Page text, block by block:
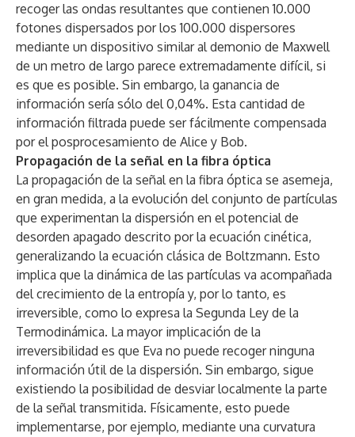
recoger las ondas resultantes que contienen 10.000
fotones dispersados por los 100.000 dispersores
mediante un dispositivo similar al demonio de Maxwell
de un metro de largo parece extremadamente difícil, si
es que es posible. Sin embargo, la ganancia de
información sería sólo del 0,04%. Esta cantidad de
información filtrada puede ser fácilmente compensada
por el posprocesamiento de Alice y Bob.
Propagación de la señal en la fibra óptica
La propagación de la señal en la fibra óptica se asemeja,
en gran medida, a la evolución del conjunto de partículas
que experimentan la dispersión en el potencial de
desorden apagado descrito por la ecuación cinética,
generalizando la ecuación clásica de Boltzmann. Esto
implica que la dinámica de las partículas va acompañada
del crecimiento de la entropía y, por lo tanto, es
irreversible, como lo expresa la Segunda Ley de la
Termodinámica. La mayor implicación de la
irreversibilidad es que Eva no puede recoger ninguna
información útil de la dispersión. Sin embargo, sigue
existiendo la posibilidad de desviar localmente la parte
de la señal transmitida. Físicamente, esto puede
implementarse, por ejemplo, mediante una curvatura